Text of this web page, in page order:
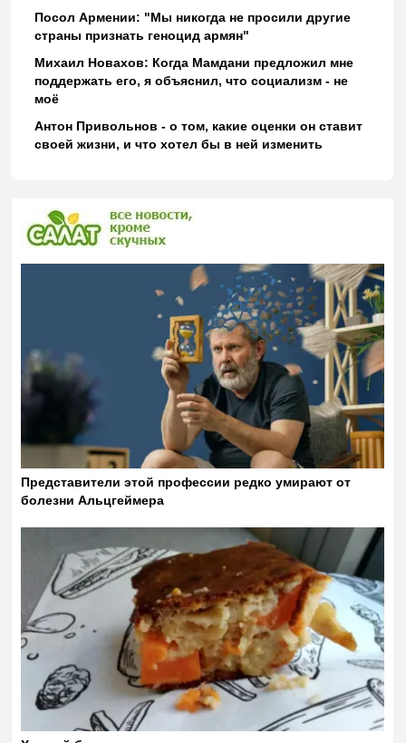
Посол Армении: "Мы никогда не просили другие
страны признать геноцид армян"
Михаил Новахов: Когда Мамдани предложил мне
поддержать его, я объяснил, что социализм - не
моё
Антон Привольнов - о том, какие оценки он ставит
своей жизни, и что хотел бы в ней изменить